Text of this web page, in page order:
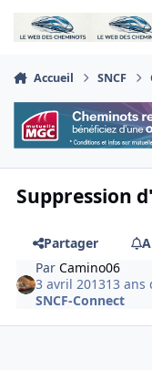
Aller au contenu
Accueil SNCF
Suppression
Partager
ParCamino06
3 avril 201313 ans
SNCF-Connect